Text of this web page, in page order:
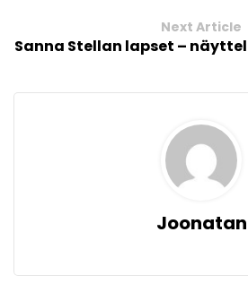
Next Article
Sanna Stellan lapset –
Joonatan